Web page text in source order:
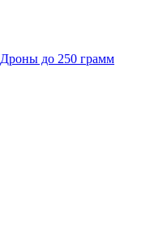
Дроны до 250 грамм